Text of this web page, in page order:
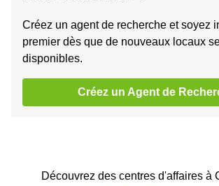
Créez un agent de recherche et soyez
premier dès que de nouveaux locaux
disponibles.
Créez un Agent de
Découvrez des centres d'affaires à